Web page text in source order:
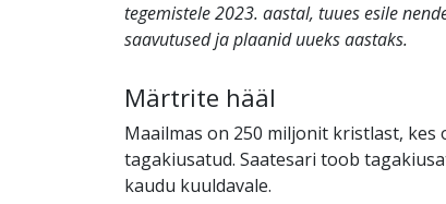
tegemistele 2023. aastal, tuues esile
saavutused ja plaanid uueks aastaks.
Märtrite hääl
Maailmas on 250 miljonit kristlast, kes
tagakiusatud. Saatesari toob
kaudu kuuldavale.